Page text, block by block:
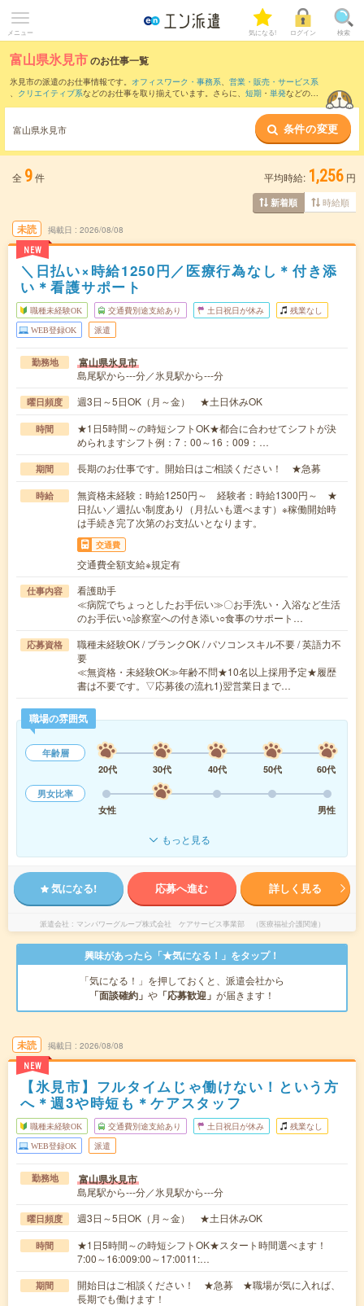
メニュー 気になる! ログイン 検索
富山県氷見市のお仕事一覧
氷見市の派遣のお仕事情報です。 オフィスワーク・事務系、 営業・販売・サービス系
、 クリエイティブ系などのお仕事を取り揃えています。さらに、 短期 ・ 単発などの期
また、高岡市・
など隣接エリアのお仕事もご確認いただけま
富山県氷見市 条件の変更
全 9件 平均時給: 1,256 円
新着順 時給順
未読
NEW
掲載日 2026/08/08
＼日払い×時給1250円／医療行為なし＊付き添
い＊看護サポート
職種未経験OK 交通費別途支給あり 土日祝日が休み 残業なし
WEB登録OK 派遣
勤務地 富山県氷見市
島尾駅から---分／氷見駅から---分
曜日頻度 週3日～5日OK（月～金） ★土日休みOK
時間
★1日5時間～の時短シフトOK★都合に合わせてシフトが決
められますシフト例：7：00～16：009：…
期間 長期のお仕事です。開始日はご相談ください！ ★急募
時給
無資格未経験：時給1250円～ 経験者：時給1300円～ ★
日払い／週払い制度あり（月払いも選べます）※稼働開始時
は手続き完了次第のお支払いとなります。
交通費
交通費全額支給※規定有
仕事内容
看護助手
≪病院でちょっとしたお手伝い≫〇お手洗い・入浴など生活
のお手伝い○診察室への付き添い○食事のサポート…
応募資格
職種未経験OK / ブランクOK / パソコンスキル不要 / 英語力不
要
≪無資格・未経験OK≫年齢不問★10名以上採用予定★履歴
書は不要です。▽応募後の流れ1)翌営業日まで…
職場の雰囲気
年齢層
20代
30代 40代 50代
60代
男女比率
女性
男性
もっと見る
気になる! 応募へ進む 詳しく見る
派遣会社 マンパワーグループ株式会社 ケアサービス事業部 （医療福祉介護関連）
興味があったら「★気になる！」をタップ！
「気になる！」を押しておくと、派遣会社から
「面談確約」 や 「応募歓迎」 が届きます！
未読
NEW
掲載日 2026/08/08
【氷見市】フルタイムじゃ働けない！という方
へ＊週3や時短も＊ケアスタッフ
職種未経験OK 交通費別途支給あり 土日祝日が休み 残業なし
WEB登録OK 派遣
勤務地 富山県氷見市
島尾駅から---分／氷見駅から---分
曜日頻度 週3日～5日OK（月～金） ★土日休みOK
時間
★1日5時間～の時短シフトOK★スタート時間選べます！
7:00～16:009:00～17:0011:…
期間
開始日はご相談ください！ ★急募 ★職場が気に入れば、
長期でも働けます！